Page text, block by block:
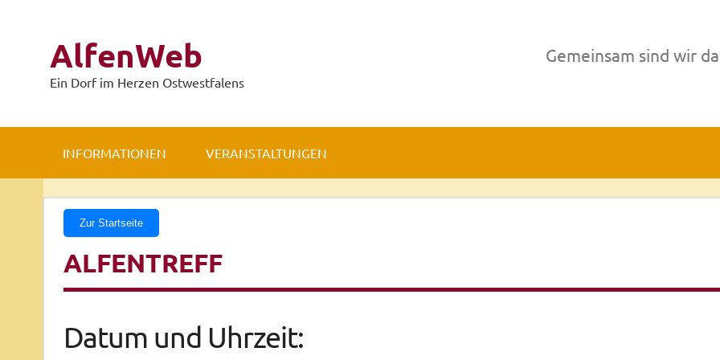
AlfenWeb
Ein Dorf im Herzen Ostwestfalens
Gemeinsam sind wir
INFORMATIONEN VERANSTALTUNGEN
Zur Startseite
ALFENTREFF
Datum und Uhrzeit: